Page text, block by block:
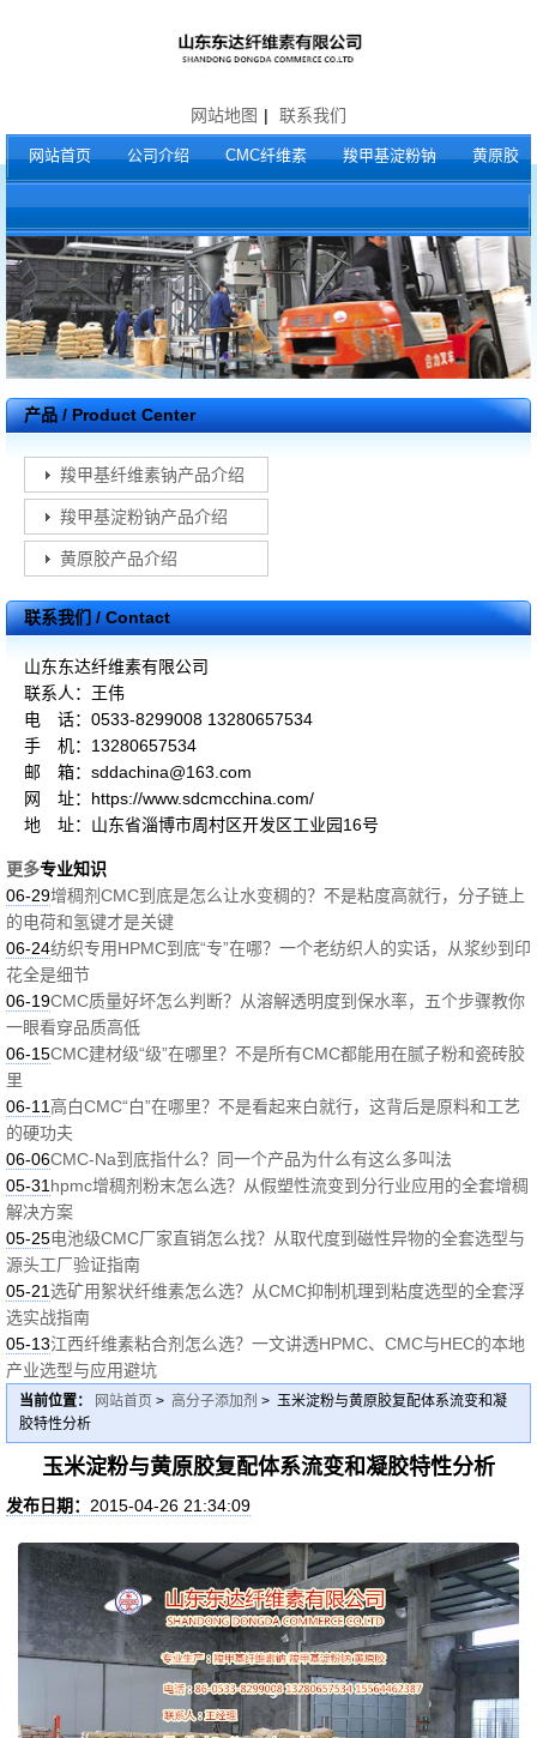
网站地图 | 联系我们
网站首页 公司介绍 CMC纤维素 羧甲基淀粉钠 黄原胶
产品 / Product Center
羧甲基纤维素钠产品介绍
羧甲基淀粉钠产品介绍
黄原胶产品介绍
联系我们 / Contact
山东东达纤维素有限公司
联系人：王伟
电 话：0533-8299008 13280657534
手 机：13280657534
邮 箱：sddachina@163.com
网 址：https://www.sdcmcchina.com/
地 址：山东省淄博市周村区开发区工业园16号
更多专业知识
06-29增稠剂CMC到底是怎么让水变稠的？不是粘度高就行，分子链上
的电荷和氢键才是关键
06-24纺织专用HPMC到底“专”在哪？一个老纺织人的实话，从浆纱到印
花全是细节
06-19CMC质量好坏怎么判断？从溶解透明度到保水率，五个步骤教你
一眼看穿品质高低
06-15CMC建材级“级”在哪里？不是所有CMC都能用在腻子粉和瓷砖胶
里
06-11高白CMC“白”在哪里？不是看起来白就行，这背后是原料和工艺
的硬功夫
06-06CMC-Na到底指什么？同一个产品为什么有这么多叫法
05-31 hpmc增稠剂粉末怎么选？从假塑性流变到分行业应用的全套增稠
解决方案
05-25电池级CMC厂家直销怎么找？从取代度到磁性异物的全套选型与
源头工厂验证指南
05-21选矿用絮状纤维素怎么选？从CMC抑制机理到粘度选型的全套浮
选实战指南
05-13江西纤维素粘合剂怎么选？一文讲透HPMC、CMC与HEC的本地
产业选型与应用避坑
当前位置： 网站首页 > 高分子添加剂 > 玉米淀粉与黄原胶复配体系流变和凝
胶特性分析
玉米淀粉与黄原胶复配体系流变和凝胶特性分析
发布日期： 2015-04-26 21:34:09